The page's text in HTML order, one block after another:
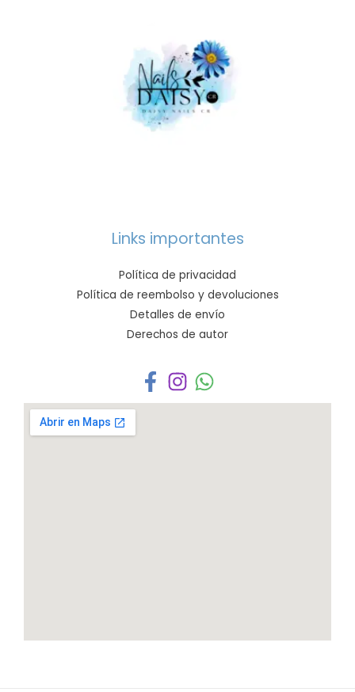
Links importantes
Política de privacidad
Política de reembolso y devoluciones
Detalles de envío
Derechos de autor